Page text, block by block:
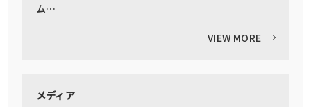
ム…
VIEW MORE
メディア